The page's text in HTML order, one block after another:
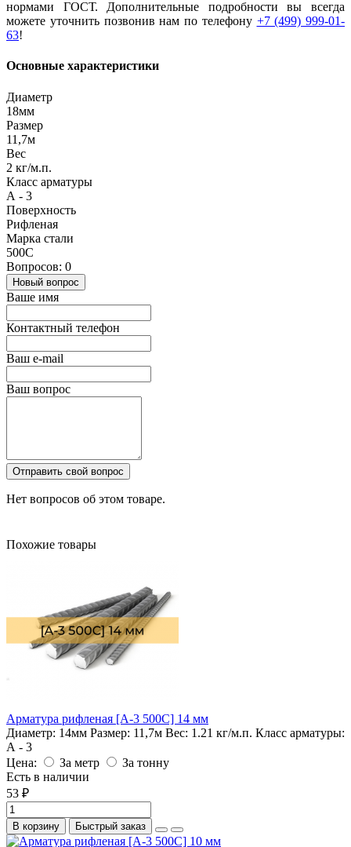
нормами ГОСТ. Дополнительные подробности вы всегда
можете уточнить позвонив нам по телефону +7 (499) 999-01-
63!
Основные характеристики
Диаметр
18мм
Размер
11,7м
Вес
2 кг/м.п.
Класс арматуры
А - 3
Поверхность
Рифленая
Марка стали
500С
Вопросов: 0
Новый вопрос
Ваше имя
Контактный телефон
Ваш e-mail
Ваш вопрос
Отправить свой вопрос
Нет вопросов об этом товаре.
Похожие товары
Арматура рифленая [А-3 500С] 14 мм
Диаметр: 14мм Размер: 11,7м Вес: 1.21 кг/м.п. Класс арматуры:
А - 3
Цена:
За метр
За тонну
Есть в наличии
53 ₽
В корзину Быстрый заказ